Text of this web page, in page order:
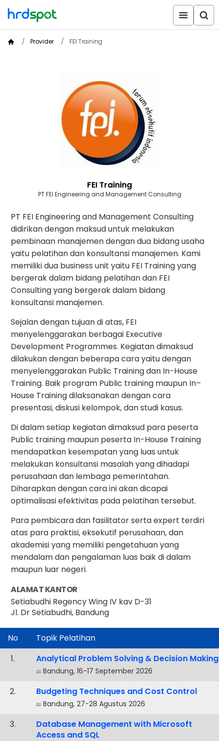
Provider FEI Training
FEI Training
PT FEI Engineering and Management Consulting
PT FEI Engineering and Management Consulting
didirikan dengan maksud untuk melakukan
pembinaan manajemen dengan dua bidang usaha
yaitu pelatihan dan konsultansi manajemen. Kami
memiliki dua business unit yaitu FEI Training yang
bergerak dalam bidang pelatihan dan FEI
Consulting yang bergerak dalam bidang
konsultansi manajemen.
Sejalan dengan tujuan di atas, FEI
menyelenggarakan berbagai Executive
Development Programmes. Kegiatan dimaksud
dilakukan dengan beberapa cara yaitu dengan
menyelenggarakan Public Training dan In-House
Training. Baik program Public training maupun In–
House Training dilaksanakan dengan cara
presentasi, diskusi kelompok, dan studi kasus.
Di dalam setiap kegiatan dimaksud para peserta
Public training maupun peserta In-House Training
mendapatkan kesempatan yang luas untuk
melakukan konsultansi masalah yang dihadapi
perusahaan dan lembaga pemerintahan.
Diharapkan dengan cara ini akan dicapai
optimalisasi efektivitas pada pelatihan tersebut.
Para pembicara dan fasilitator serta expert terdiri
atas para praktisi, eksekutif perusahaan, dan
akademisi yang memiliki pengetahuan yang
mendalam dan pengalaman luas baik di dalam
maupun luar negeri.
ALAMAT KANTOR
Setiabudhi Regency Wing IV kav D-31
Jl. Dr Setiabudhi, Bandung
No
Topik Pelatihan
.
Analytical Problem Solving & Decision Making
Bandung, 16-17 September 2026
. Budgeting Techniques and Cost Control
Bandung, 27-28 Agustus 2026
.
Database Management with Microsoft
Access and SQL